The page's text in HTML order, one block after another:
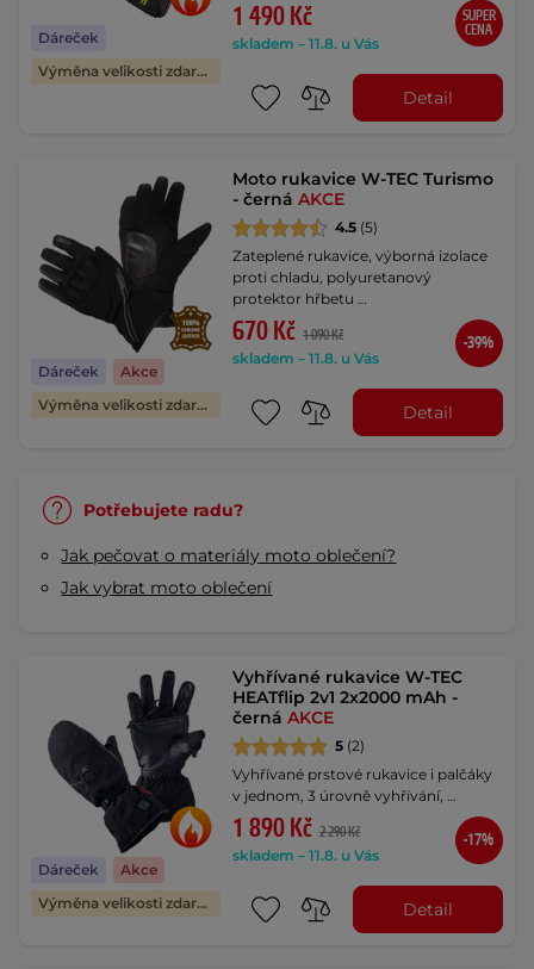
Dáreček
Výměna velikosti zdarma
1 490 Kč
skladem – 11.8. u Vás
SUPER
CENA
Detail
Dáreček
Akce
Výměna velikosti zdarma
Moto rukavice W-TEC Turismo
- černáAKCE
4.5 (5)
Zateplené rukavice, výborná izolace
proti chladu, polyuretanový
protektor hřbetu …
670 Kč 1 090 Kč
skladem – 11.8. u Vás
-39%
Detail
Potřebujete radu?
Jak pečovat o materiály moto oblečení?
Jak vybrat moto oblečení
Dáreček
Akce
Výměna velikosti zdarma
Vyhřívané rukavice W-TEC
HEATflip 2v1 2x2000 mAh -
černáAKCE
5 (2)
Vyhřívané prstové rukavice i palčáky
v jednom, 3 úrovně vyhřívání, …
1 890 Kč 2 290 Kč
skladem – 11.8. u Vás
-17%
Detail